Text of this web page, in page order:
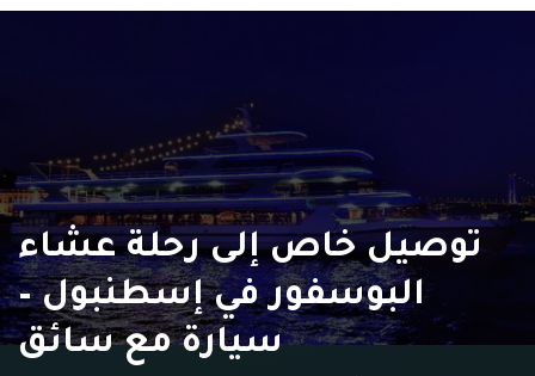
توصيل خاص إلى رحلة عشاء
البوسفور في إسطنبول –
سيارة مع سائق